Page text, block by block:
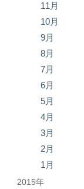
11月
10月
9月
8月
7月
6月
5月
4月
3月
2月
1月
2015年